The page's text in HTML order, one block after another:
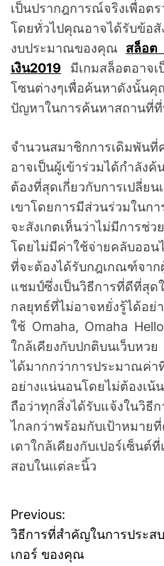
เป็นปรากฎการณ์จริงเพื่อต
โดยทั่วไปคุณอาจได้รับข้อสั
งบประมาณของคุณ สล็อต
เงิน2019 มีเกมสล็อตอาจ
โซนต่างๆเพื่อค้นหาดังนั้น
ปัญหาในการค้นหาสถานที่
จำนวนสมาชิกการเดิมพัน
อาจเป็นผู้เข้าร่วมได้กำลัง
ต้องที่สุดเกี่ยวกับการเปลี่ย
เขาโดยการมีส่วนร่วมในก
จะสังเกตเห็นว่าไม่มีการช่
โดยไม่มีค่าใช้จ่ายคลับออน
ที่จะต้องได้รับกฎเกณฑ์จา
แชมป์ซึ่งเป็นวิธีการที่ดีที่สุด
กลยุทธ์ที่ไม่อาจหยั่งรู้ได้อย่
ใช้ Omaha, Omaha
ใกล้เคียงกับปกติบนเว็บห
ได้มากกว่าการประมาณค่
อย่างแน่นอนโดยไม่ต้องเ
ถือว่าทุกสิ่งได้รับแจ้งในวิธี
ไกลกว่าพร้อมกับเป้าหมา
เดาใกล้เคียงกับเปอร์เซ็นต์
สอบในแต่ละนิ้ว
P
o
Previous:
วิธีการที่สำคัญในการประส
เกอร์ ของคุณ